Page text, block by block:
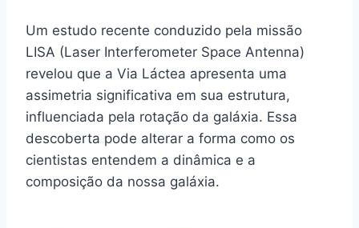
Um estudo recente conduzido pela missão
LISA (Laser Interferometer Space Antenna)
revelou que a Via Láctea apresenta uma
assimetria significativa em sua estrutura,
influenciada pela rotação da galáxia. Essa
descoberta pode alterar a forma como os
cientistas entendem a dinâmica e a
composição da nossa galáxia.